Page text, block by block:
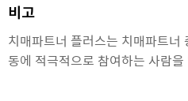
비고
치매파트너 플러스는 치매파트너
동에 적극적으로 참여하는 사람을